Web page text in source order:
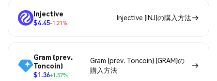
Injective
$4.45-1.21%
Injective (INJ)の購入方法
Gram (prev.
Toncoin)
$1.36+1.57%
Gram (prev. Toncoin) (GRAM)の
購入方法